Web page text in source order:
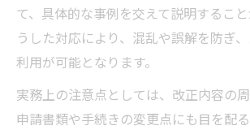
て、具体的な事例を交えて説明するこ
うした対応により、混乱や誤解を防ぎ
利用が可能となります。
実務上の注意点としては、改正内容の周
申請書類や手続きの変更点にも目を配